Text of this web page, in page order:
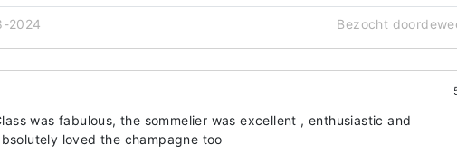
2024 Bezocht
was fabulous, the sommelier was excellent , enthusiastic and
loved the champagne too